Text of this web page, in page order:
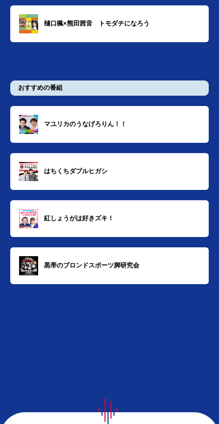
樋口楓×熊田茜音 トモダチになろう
おすすめの番組
マユリカのうなげろりん！！
はちくちダブルヒガシ
紅しょうがは好きズキ！
黒帯のブロンドスポーツ脚研究会